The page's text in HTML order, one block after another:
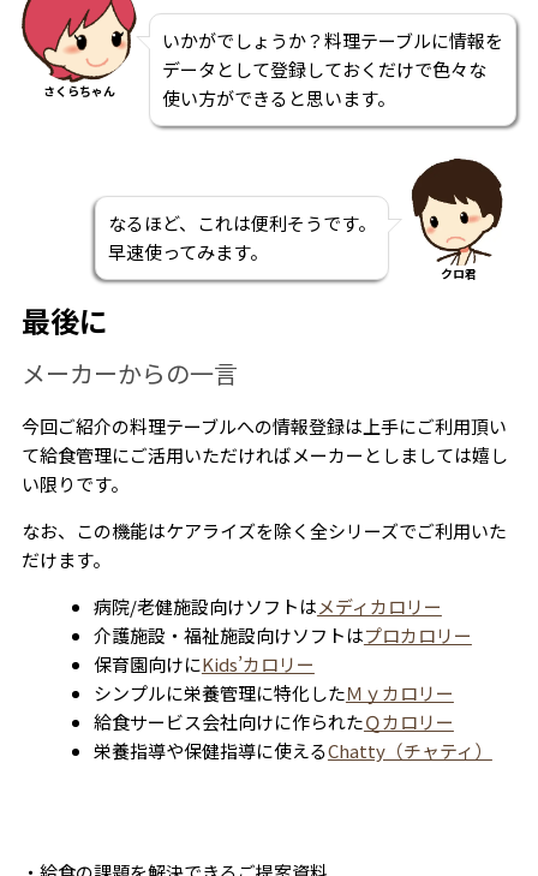
さくらちゃん
いかがでしょうか？料理テーブルに情報を
データとして登録しておくだけで色々な
使い方ができると思います。
なるほど、これは便利そうです。
早速使ってみます。
クロ君
最後に
メーカーからの一言
今回ご紹介の料理テーブルへの情報登録は上手にご利用頂い
て給食管理にご活用いただければメーカーとしましては嬉し
い限りです。
なお、この機能はケアライズを除く全シリーズでご利用いた
だけます。
病院/老健施設向けソフトはメディカロリー
介護施設・福祉施設向けソフトはプロカロリー
保育園向けにKids’カロリー
シンプルに栄養管理に特化したＭｙカロリー
給食サービス会社向けに作られたＱカロリー
栄養指導や保健指導に使えるChatty（チャティ）